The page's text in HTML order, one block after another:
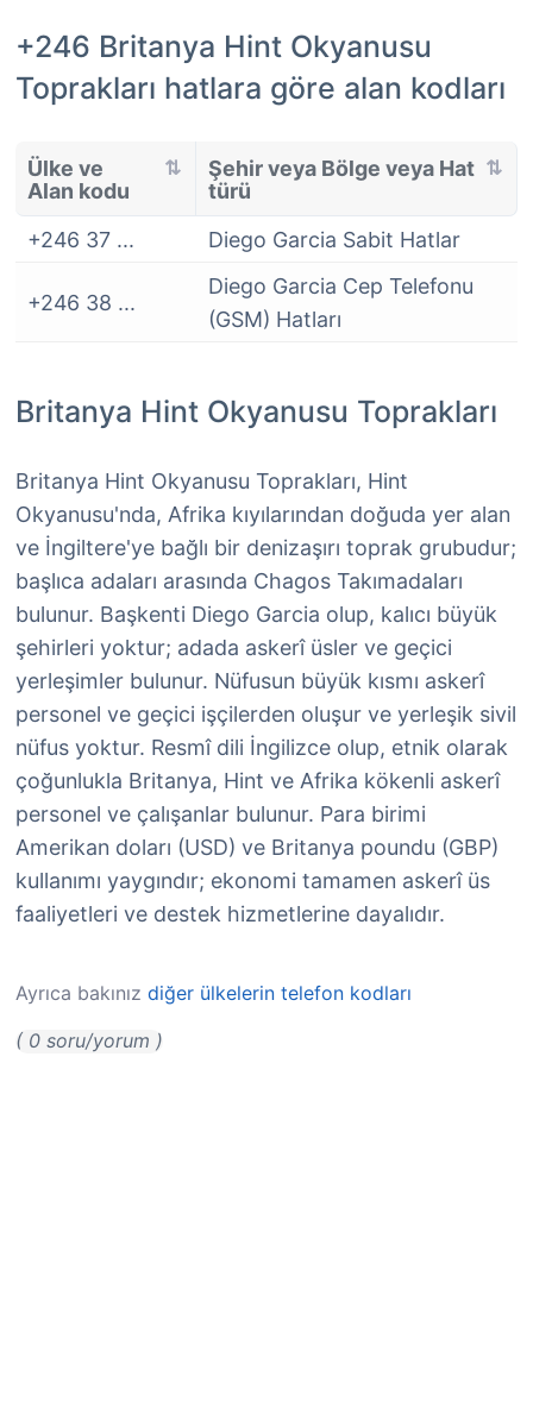
+246 Britanya Hint Okyanusu
Toprakları hatlara göre alan kodları
Ülke ve
Alan kodu
Şehir veya Bölge veya Hat
türü
+246 37 ...
Diego Garcia Sabit Hatlar
+246 38 ...
Diego Garcia Cep Telefonu
(GSM) Hatları
Britanya Hint Okyanusu Toprakları
Britanya Hint Okyanusu Toprakları, Hint
Okyanusu'nda, Afrika kıyılarından doğuda yer alan
ve İngiltere'ye bağlı bir denizaşırı toprak grubudur;
başlıca adaları arasında Chagos Takımadaları
bulunur. Başkenti Diego Garcia olup, kalıcı büyük
şehirleri yoktur; adada askerî üsler ve geçici
yerleşimler bulunur. Nüfusun büyük kısmı askerî
personel ve geçici işçilerden oluşur ve yerleşik sivil
nüfus yoktur. Resmî dili İngilizce olup, etnik olarak
çoğunlukla Britanya, Hint ve Afrika kökenli askerî
personel ve çalışanlar bulunur. Para birimi
Amerikan doları (USD) ve Britanya poundu (GBP)
kullanımı yaygındır; ekonomi tamamen askerî üs
faaliyetleri ve destek hizmetlerine dayalıdır.
Ayrıca bakınız diğer ülkelerin telefon kodları
( 0 soru/yorum )